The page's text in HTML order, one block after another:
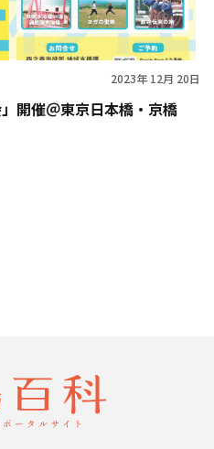
2023年 12月 20日
開催＠東京日本橋・京橋